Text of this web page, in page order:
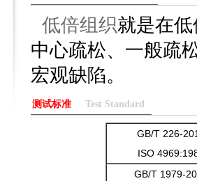
低倍组织就是在
中心疏松、一般疏
宏观缺陷。
测试标准 Test Standard
GB/T 226-
ISO
GB/T 1979-